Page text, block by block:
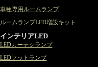
車種専用ルームランプ
ルームランプLED増設キット
インテリアLED
LEDカーテシランプ
LEDフットランプ